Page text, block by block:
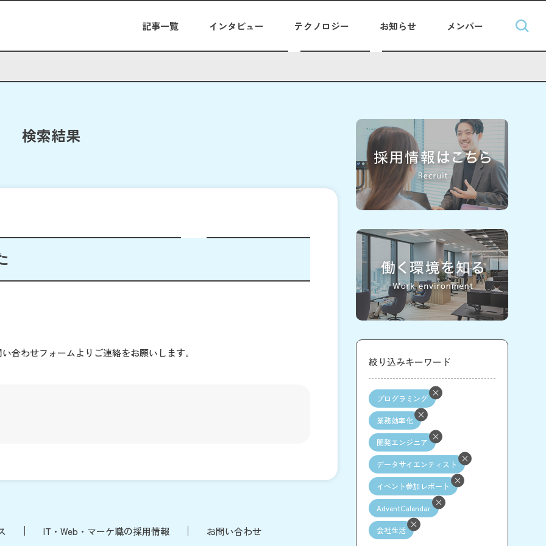
記事一覧 インタビュー テクノロジー お知らせ メンバー
検索結果
合わせフォームよりご連絡をお願いします。
IT・Web・マーケ職の採用情報 お問い合わせ
絞り込みキーワード
プログラミング
業務効率化
開発エンジニア
データサイエンティスト
イベント参加レポート
AdventCalendar
会社生活